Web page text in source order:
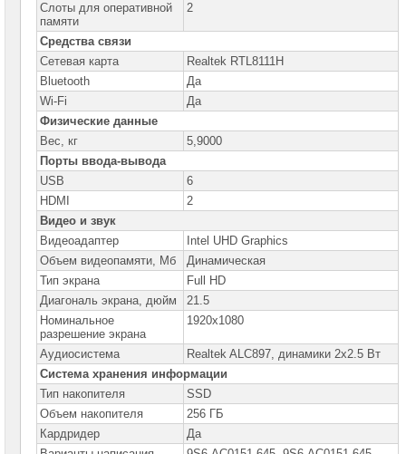
Принтеры
плоттеры
МФУ
Серверы
Brand
Name
Пассивное
сетевое
оборудование
Активное
сетевое
оборудование
СХД
системы
хранения
данных
Компоненты
компьютеров
Компоненты
серверов
Источники
бесперебойного
питания
Слоты для оперативной
памяти
2
Средства связи
Cетевая карта
Realtek RTL8111H
Bluetooth
Да
Wi-Fi
Да
Физические данные
Вес, кг
5,9000
Порты ввода-вывода
USB
6
HDMI
2
Видео и звук
Видеоадаптер
Intel UHD Graphics
Объем видеопамяти, Мб
Динамическая
Тип экрана
Full HD
Диагональ экрана, дюйм
21.5
Номинальное
разрешение экрана
1920x1080
Аудиосистема
Realtek ALC897, динамики 2х2.5 Вт
Система хранения информации
Тип накопителя
SSD
Объем накопителя
256 ГБ
Кардридер
Да